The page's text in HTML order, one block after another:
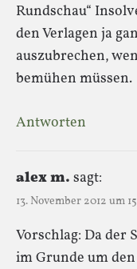
Rundschau“
den Verlagen ja
auszubrechen,
bemühen müssen.
Antworten
alex m. sagt:
13. November 2012 um
Vorschlag: Da der
im Grunde um